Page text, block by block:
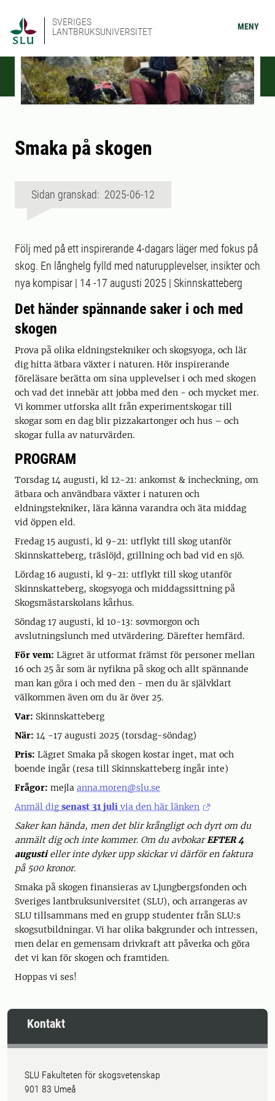
SVERIGES
LANTBRUKSUNIVERSITET
MENY
Smaka på skogen
Sidan granskad: 2025-06-12
Följ med på ett inspirerande 4-dagars läger med fokus på
skog. En långhelg fylld med naturupplevelser, insikter och
nya kompisar | 14 -17 augusti 2025 | Skinnskatteberg
Det händer spännande saker i och med
skogen
Prova på olika eldningstekniker och skogsyoga, och lär
dig hitta ätbara växter i naturen. Hör inspirerande
föreläsare berätta om sina upplevelser i och med skogen
och vad det innebär att jobba med den - och mycket mer.
Vi kommer utforska allt från experimentskogar till
skogar som en dag blir pizzakartonger och hus – och
skogar fulla av naturvärden.
PROGRAM
Torsdag 14 augusti, kl 12-21: ankomst & incheckning, om
ätbara och användbara växter i naturen och
eldningstekniker, lära känna varandra och äta middag
vid öppen eld.
Fredag 15 augusti, kl 9-21: utflykt till skog utanför
Skinnskatteberg, träslöjd, grillning och bad vid en sjö.
Lördag 16 augusti, kl 9-21: utflykt till skog utanför
Skinnskatteberg, skogsyoga och middagssittning på
Skogsmästarskolans kårhus.
Söndag 17 augusti, kl 10-13: sovmorgon och
avslutningslunch med utvärdering. Därefter hemfärd.
För vem: Lägret är utformat främst för personer mellan
16 och 25 år som är nyfikna på skog och allt spännande
man kan göra i och med den - men du är självklart
välkommen även om du är över 25.
Var: Skinnskatteberg
När: 14 -17 augusti 2025 (torsdag-söndag)
Pris: Lägret Smaka på skogen kostar inget, mat och
boende ingår (resa till Skinnskatteberg ingår inte)
Frågor: mejla anna.moren@slu.se
Anmäl digsenast 31 juli via den här länken
Saker kan hända, men det blir krångligt och dyrt om du
anmält dig och inte kommer. Om du avbokarEFTER 4
augustieller inte dyker upp skickar vi därför en faktura
på 500 kronor.
Smaka på skogen finansieras av Ljungbergsfonden och
Sveriges lantbruksuniversitet (SLU), och arrangeras av
SLU tillsammans med en grupp studenter från SLU:s
skogsutbildningar. Vi har olika bakgrunder och intressen,
men delar en gemensam drivkraft att påverka och göra
det vi kan för skogen och framtiden.
Hoppas vi ses!
Kontakt
SLU Fakulteten för skogsvetenskap
901 83 Umeå